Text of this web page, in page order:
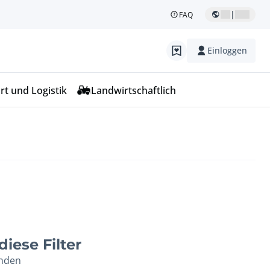
FAQ |
Einloggen
und Logistik Landwirtschaftlich
Filter